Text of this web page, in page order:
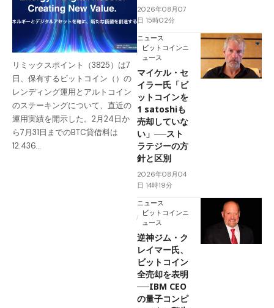
リミックスポイント（3825）は7
日、保有するビットコイン（）の
レンディング運用とアルトコイン
のステーキングについて、直近の
運用実績を開示した。2月24日か
ら7月31日までのBTC貸借料は
12.436…
2026年08月07
日 15時02分
ニュース
ビットコインニ
ュース
マイケル・セ
イラー氏「ビ
ットコインを
1 satoshiも
売却していな
い」──スト
ラテジーの方
針と区別
2026年08月04
日 14時19分
ニュース
ビットコインニ
ュース
逆神ジム・ク
レイマー氏、
ビットコイン
全売却を表明
──IBM CEO
の量子コンピ